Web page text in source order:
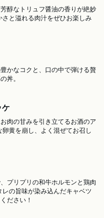
醇なトリュフ醤油の香りが絶妙
と溢れる肉汁をぜひお楽しみ
かなコクと、口の中で弾ける贅
丼。
ケ
肉の甘みを引き立てるお酒のア
黄を崩し、よく混ぜてお召し
プリプリの和牛ホルモンと鶏肉
の旨味が染み込んだキャベツ
ださい！